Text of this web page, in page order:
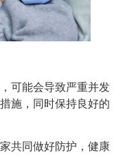
可能会导致严重并发
施，同时保持良好的
共同做好防护，健康